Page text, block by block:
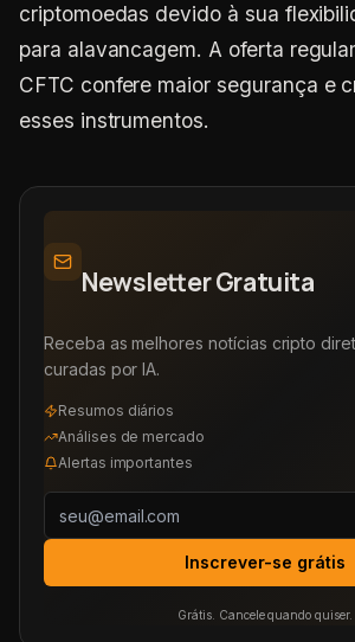
criptomoedas devido à sua
para alavancagem. A oferta
CFTC confere maior segurança e
esses instrumentos.
Newsletter Gratuita
Receba as melhores notícias cripto
curadas por IA.
Resumos diários
Análises de mercado
Alertas importantes
Inscrever-se grátis
Grátis. Cancele quando quiser.